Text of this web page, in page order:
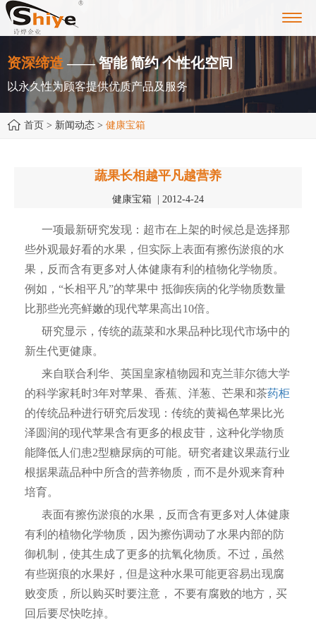
资深缔造 —— 智能 简约 个性化空间
以永久性为顾客提供优质产品及服务
首页 > 新闻动态 > 健康宝箱
蔬果长相越平凡越营养
健康宝箱 | 2012-4-24
一项最新研究发现：超市在上架的时候总是选择那
些外观最好看的水果，但实际上表面有擦伤淤痕的水
果，反而含有更多对人体健康有利的植物化学物质。
例如，“长相平凡”的苹果中 抵御疾病的化学物质数量
比那些光亮鲜嫩的现代苹果高出10倍。
研究显示，传统的蔬菜和水果品种比现代市场中的
新生代更健康。
来自联合利华、英国皇家植物园和克兰菲尔德大学
的科学家耗时3年对苹果、香蕉、洋葱、芒果和茶药柜
的传统品种进行研究后发现：传统的黄褐色苹果比光
泽圆润的现代苹果含有更多的根皮苷，这种化学物质
能降低人们患2型糖尿病的可能。研究者建议果蔬行业
根据果蔬品种中所含的营养物质，而不是外观来育种
培育。
表面有擦伤淤痕的水果，反而含有更多对人体健康
有利的植物化学物质，因为擦伤调动了水果内部的防
御机制，使其生成了更多的抗氧化物质。不过，虽然
有些斑痕的水果好，但是这种水果可能更容易出现腐
败变质，所以购买时要注意， 不要有腐败的地方，买
回后要尽快吃掉。